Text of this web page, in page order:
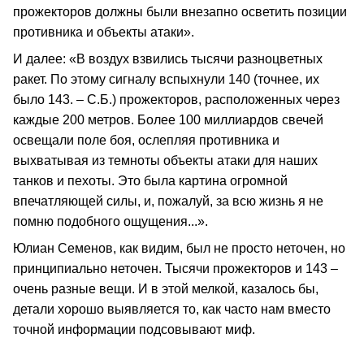
прожекторов должны были внезапно осветить позиции
противника и объекты атаки».
И далее: «В воздух взвились тысячи разноцветных
ракет. По этому сигналу вспыхнули 140 (точнее, их
было 143. – С.Б.) прожекторов, расположенных через
каждые 200 метров. Более 100 миллиардов свечей
освещали поле боя, ослепляя противника и
выхватывая из темноты объекты атаки для наших
танков и пехоты. Это была картина огромной
впечатляющей силы, и, пожалуй, за всю жизнь я не
помню подобного ощущения...».
Юлиан Семенов, как видим, был не просто неточен, но
принципиально неточен. Тысячи прожекторов и 143 –
очень разные вещи. И в этой мелкой, казалось бы,
детали хорошо выявляется то, как часто нам вместо
точной информации подсовывают миф.